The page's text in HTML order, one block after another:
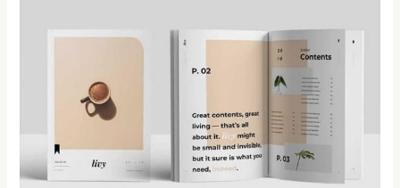
Pemasaran